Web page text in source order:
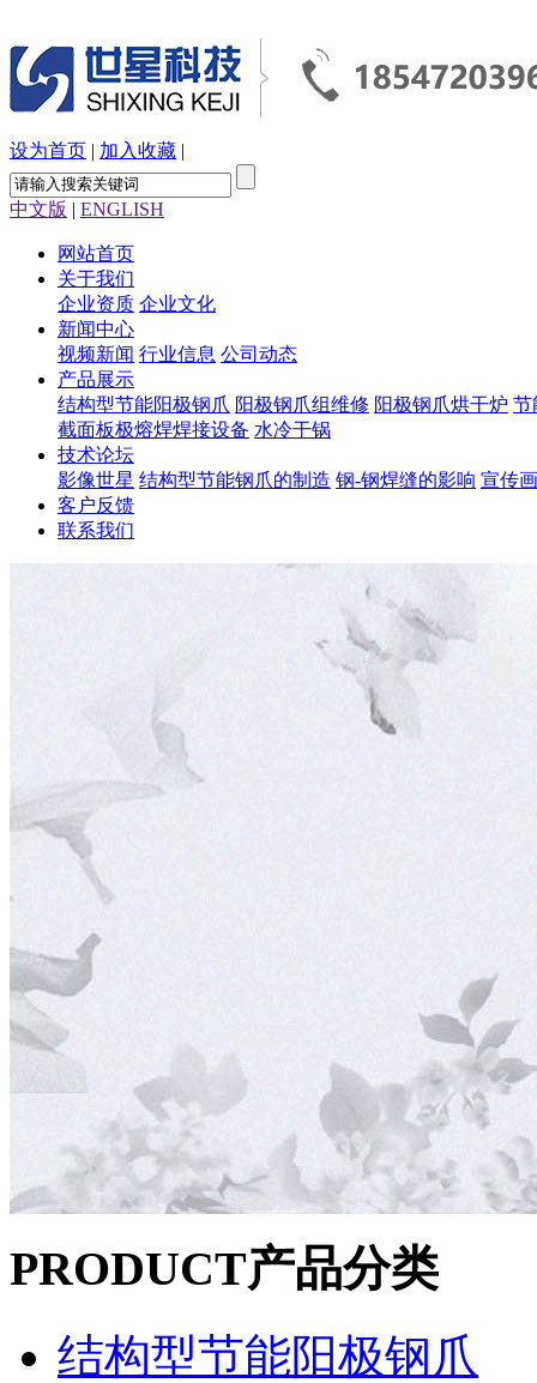
设为首页 | 加入收藏 |
中文版 | ENGLISH
网站首页
关于我们
企业资质 企业文化
新闻中心
视频新闻 行业信息 公司动态
产品展示
结构型节能阳极钢爪 阳极钢爪组维修 阳极钢爪烘干炉 节
截面板极熔焊焊接设备 水冷干锅
技术论坛
影像世星 结构型节能钢爪的制造 钢-钢焊缝的影响 宣传
客户反馈
联系我们
PRODUCT产品分类
结构型节能阳极钢爪